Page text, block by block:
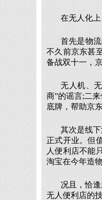
在无人化
首先是物
不久前京东甚
备战双十一，
无人机、
商”的谣言;二
底牌，帮助京
其次是线
正式开业。但
人便利店不能
淘宝在今年造
况且，恰
无人便利店的